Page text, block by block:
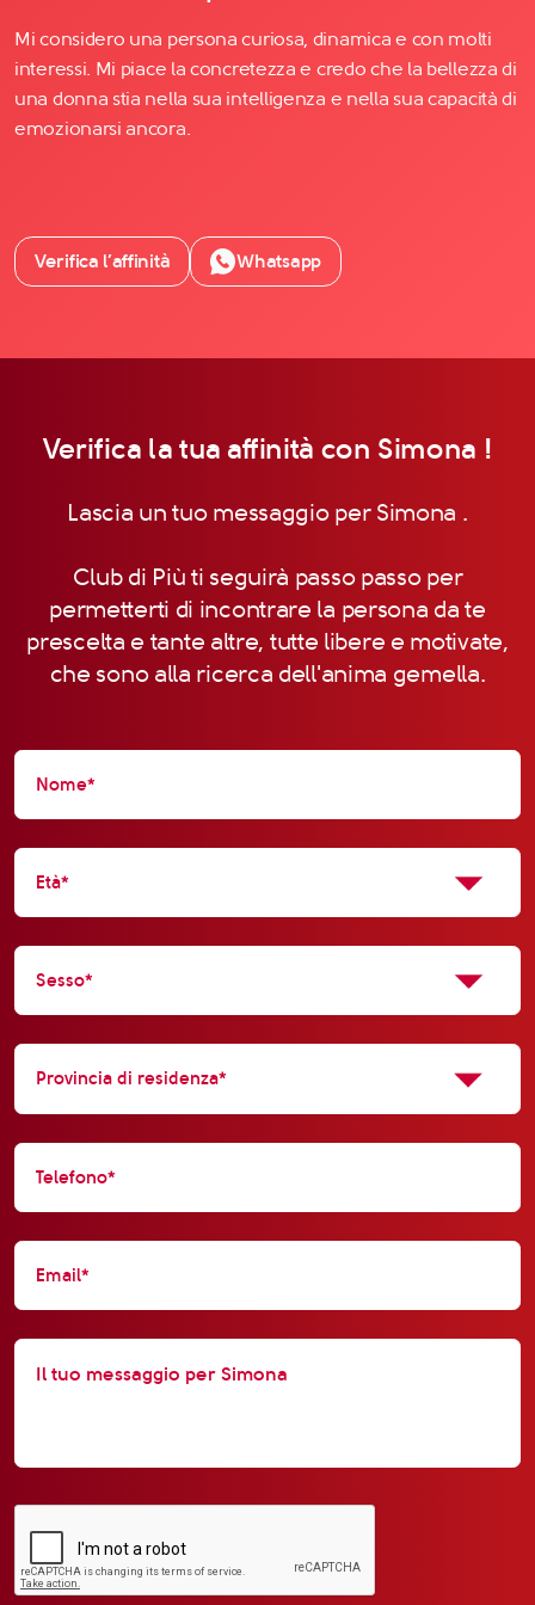
Mi considero una persona curiosa, dinamica e con molti
interessi. Mi piace la concretezza e credo che la bellezza di
una donna stia nella sua intelligenza e nella sua capacità di
emozionarsi ancora.
Verifica l’affinità Whatsapp
Verifica la tua affinità con Simona !
Lascia un tuo messaggio per Simona .
Club di Più ti seguirà passo passo per
permetterti di incontrare la persona da te
prescelta e tante altre, tutte libere e motivate,
che sono alla ricerca dell'anima gemella.